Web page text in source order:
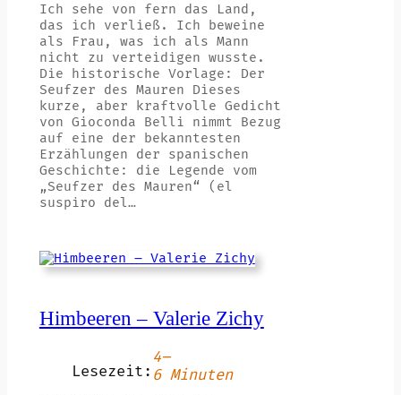
Ich sehe von fern das Land,
das ich verließ. Ich beweine
als Frau, was ich als Mann
nicht zu verteidigen wusste.
Die historische Vorlage: Der
Seufzer des Mauren Dieses
kurze, aber kraftvolle Gedicht
von Gioconda Belli nimmt Bezug
auf eine der bekanntesten
Erzählungen der spanischen
Geschichte: die Legende vom
„Seufzer des Mauren“ (el
suspiro del…
Himbeeren – Valerie Zichy
Lesezeit:
4–
6 Minuten